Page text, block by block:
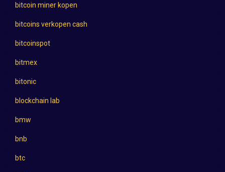
bitcoin miner kopen
bitcoins verkopen cash
bitcoinspot
bitmex
bitonic
blockchain lab
bmw
bnb
btc